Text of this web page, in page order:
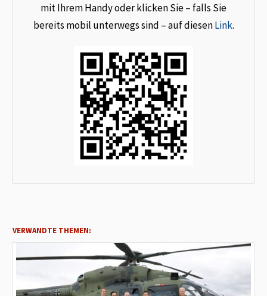
mit Ihrem Handy oder klicken Sie – falls Sie
bereits mobil unterwegs sind – auf diesenLink.
VERWANDTE THEMEN: